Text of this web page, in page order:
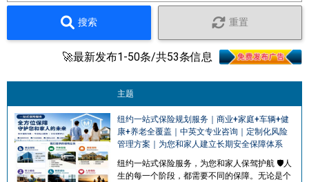
搜索 重置
🚀最新发布1-50条/共53条信息
主题
纽约一站式保险规划服务｜商业+家庭+车辆+健
康+养老全覆盖｜中英文专业咨询｜定制化风险
管理方案｜为您和家人建立长期安全保障体系
纽约一站式保险服务，为您和家人保驾护航 🛡️人
生的每一个阶段，都需要不同的保障。无论是个